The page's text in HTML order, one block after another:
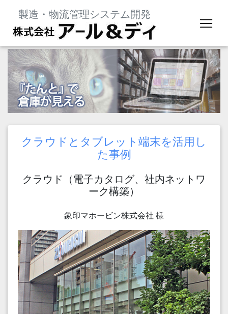
製造・物流管理システム開発
Previous Next
クラウドとタブレット端末を活用し
た事例
クラウド（電子カタログ、社内ネットワ
ーク構築）
象印マホービン株式会社 様